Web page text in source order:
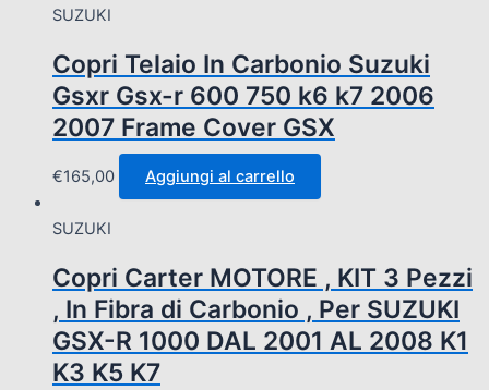
SUZUKI
Copri Telaio In Carbonio Suzuki
Gsxr Gsx-r 600 750 k6 k7 2006
2007 Frame Cover GSX
€165,00 Aggiungi al carrello
SUZUKI
Copri Carter MOTORE , KIT 3 Pezzi
, In Fibra di Carbonio , Per SUZUKI
GSX-R 1000 DAL 2001 AL 2008 K1
K3 K5 K7